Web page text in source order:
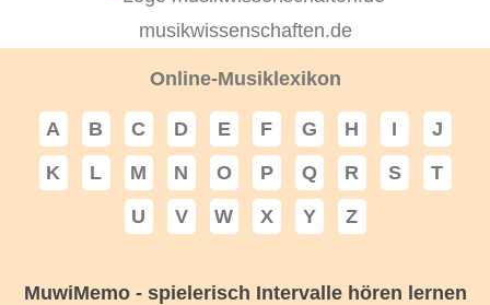
musikwissenschaften.de
Online-Musiklexikon
A B C D E F G H I
J
K
L M N O P Q R S
T
U
V W X Y Z
MuwiMemo - spielerisch Intervalle hören lernen